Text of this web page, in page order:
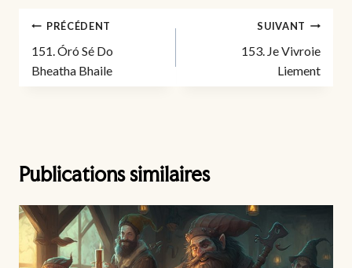
Navigation
de
l’article
PRÉCÉDENT
151. Óró Sé Do
Bheatha Bhaile
SUIVANT
153. Je Vivroie
Liement
Publications similaires